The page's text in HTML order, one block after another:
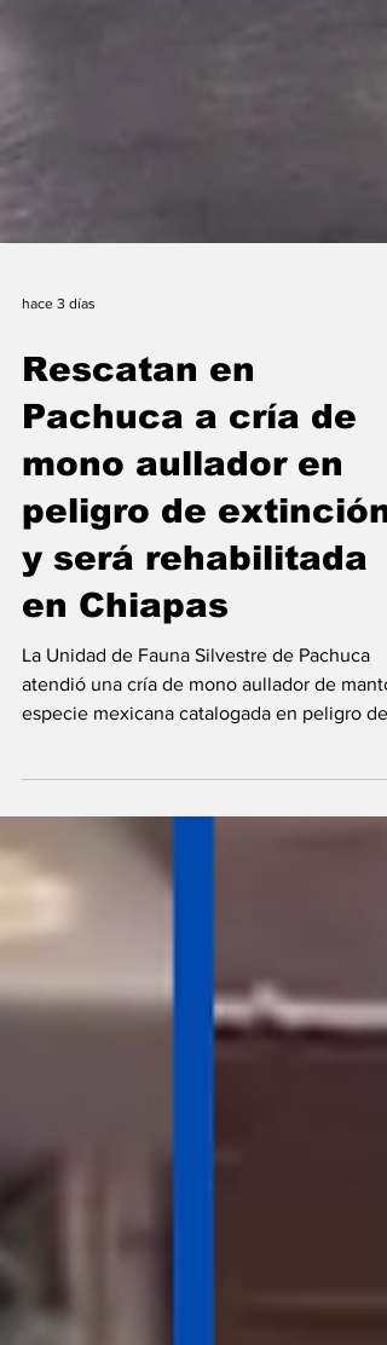
Rescatan en
Pachuca a cría de
mono aullador en
peligro de extinción
y será rehabilitada
La Unidad de Fauna Silvestre de Pachuca
atendió una cría de mono aullador de
extinción.